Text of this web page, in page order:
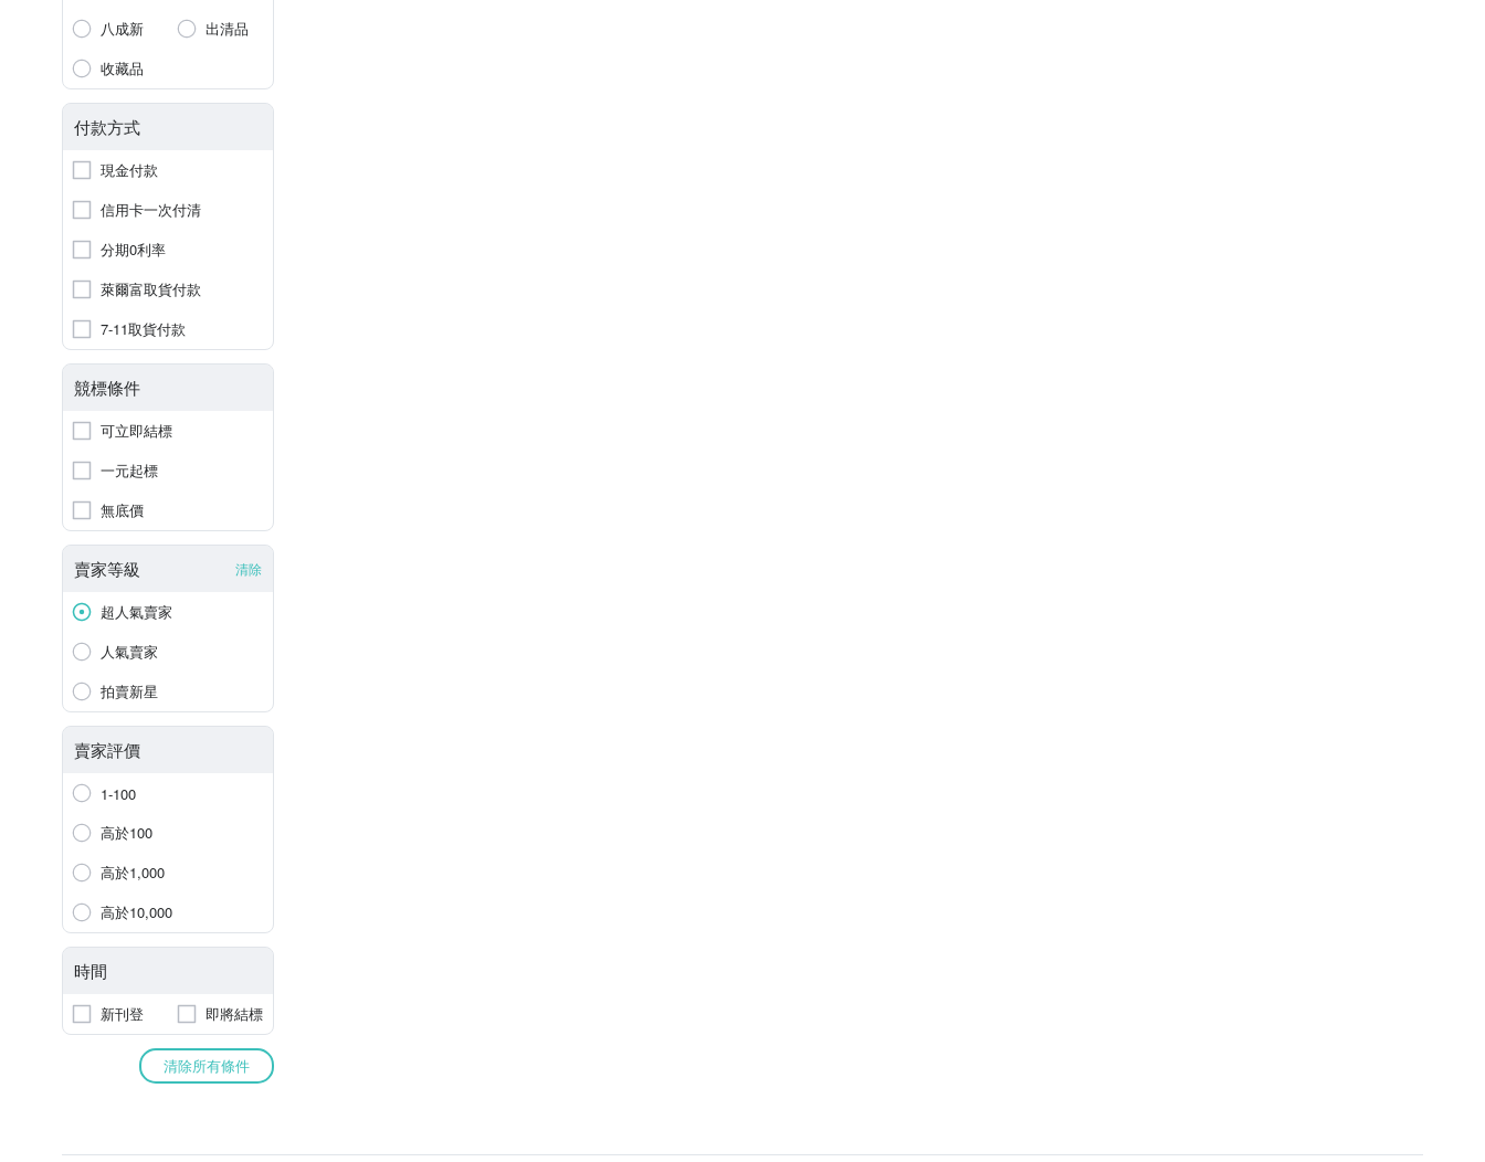
八成新
出清品
收藏品
付款方式
現金付款
信用卡一次付清
分期0利率
萊爾富取貨付款
7-11取貨付款
競標條件
可立即結標
一元起標
無底價
賣家等級 清除
超人氣賣家
人氣賣家
拍賣新星
賣家評價
1-100
高於100
高於1,000
高於10,000
時間
新刊登 即將結標
清除所有條件